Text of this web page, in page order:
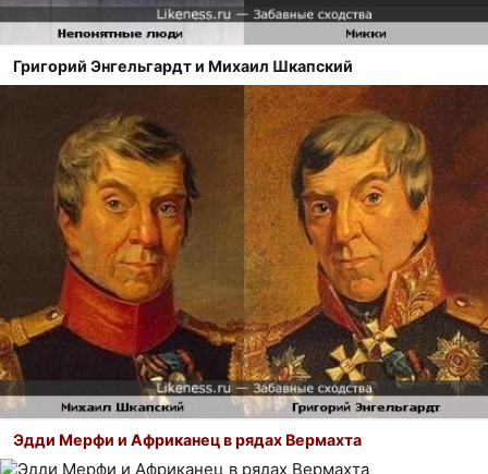
Григорий Энгельгардт и Михаил Шкапский
Эдди Мерфи и Африканец в рядах Вермахта